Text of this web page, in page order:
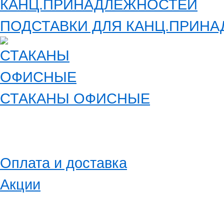
ПОДСТАВКИ ДЛЯ
СТАКАНЫ ОФИСНЫЕ
Оплата и доставка
Акции